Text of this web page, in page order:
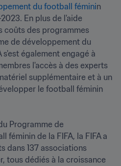
du football féminin
En plus de l'aide
coûts des programmes
de développement du
également engagé à
l'accès à des experts
supplémentaire et à un
le football féminin
Programme de
féminin de la FIFA, la FIFA a
dans 137 associations
tous dédiés à la croissance